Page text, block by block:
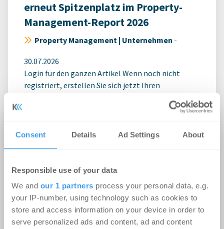
Consent Details Ad Settings About
Responsible use of your data
We and our 1 partners process your personal data, e.g.
your IP-number, using technology such as cookies to
store and access information on your device in order to
serve personalized ads and content, ad and content
erneut Spitzenplatz im Property-
Management-Report 2026
Property Management | Unternehmen -
30.07.2026
Login für den ganzen Artikel Wenn noch nicht
registriert, erstellen Sie sich jetzt Ihren